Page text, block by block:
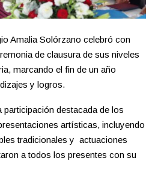
Amalia Solórzano celebró con
de clausura de sus niveles
marcando el fin de un año
y logros.
destacada de los
artísticas, incluyendo
tradicionales y actuaciones
a todos los presentes con su